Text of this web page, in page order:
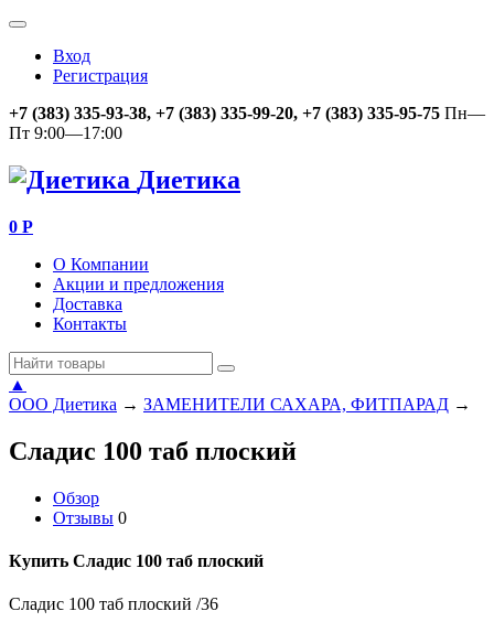
Вход
Регистрация
+7 (383) 335-93-38, +7 (383) 335-99-20, +7 (383) 335-95-75 Пн—
Пт 9:00—17:00
Диетика
0 Р
О Компании
Акции и предложения
Доставка
Контакты
▲
ООО Диетика → ЗАМЕНИТЕЛИ САХАРА, ФИТПАРАД →
Сладис 100 таб плоский
Обзор
Отзывы 0
Купить Сладис 100 таб плоский
Сладис 100 таб плоский /36